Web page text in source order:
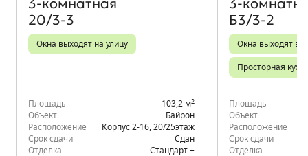
20/3-3
Окна выходят на улицу
Площадь 103,2 м2
Объект
Байрон
Расположение
Корпус 2-16 20/25этаж
Срок сдачи
Сдан
Отделка
Стандарт +
Б3/3-2
Окна выходят во
Просторная
Площадь
Объект
Расположение
Срок сдачи
Отделка